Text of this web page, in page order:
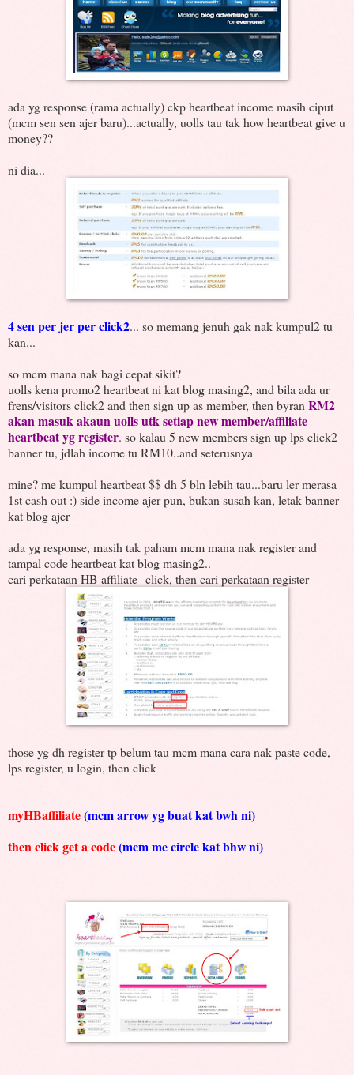
ada yg response (rama actually) ckp heartbeat income masih ciput
(mcm sen sen ajer baru)...actually, uolls tau tak how heartbeat give u
money??
ni dia...
4 sen per jer per click2... so memang jenuh gak nak kumpul2 tu
kan...
so mcm mana nak bagi cepat sikit?
uolls kena promo2 heartbeat ni kat blog masing2, and bila ada ur
frens/visitors click2 and then sign up as member, then byranRM2
akan masuk akaun uolls utk setiap new member/affiliate
heartbeat yg register. so kalau 5 new members sign up lps click2
banner tu, jdlah income tu RM10..and seterusnya
mine? me kumpul heartbeat $$ dh 5 bln lebih tau...baru ler merasa
1st cash out :) side income ajer pun, bukan susah kan, letak banner
kat blog ajer
ada yg response, masih tak paham mcm mana nak register and
tampal code heartbeat kat blog masing2..
cari perkataan HB affiliate--click, then cari perkataan register
those yg dh register tp belum tau mcm mana cara nak paste code,
lps register, u login, then click
myHBaffiliate(mcm arrow yg buat kat bwh ni)
then click get a code(mcm me circle kat bhw ni)